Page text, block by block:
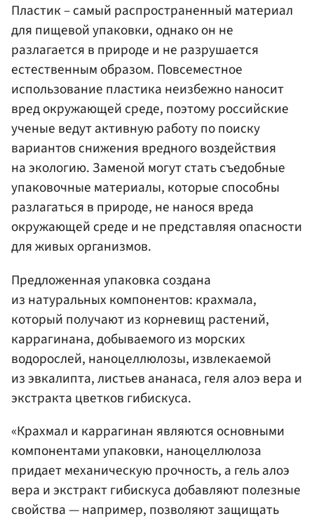
Пластик – самый распространенный материал
для пищевой упаковки, однако он не
разлагается в природе и не разрушается
естественным образом. Повсеместное
использование пластика неизбежно наносит
вред окружающей среде, поэтому российские
ученые ведут активную работу по поиску
вариантов снижения вредного воздействия
на экологию. Заменой могут стать съедобные
упаковочные материалы, которые способны
разлагаться в природе, не нанося вреда
окружающей среде и не представляя опасности
для живых организмов.
Предложенная упаковка создана
из натуральных компонентов: крахмала,
который получают из корневищ растений,
каррагинана, добываемого из морских
водорослей, наноцеллюлозы, извлекаемой
из эвкалипта, листьев ананаса, геля алоэ вера и
экстракта цветков гибискуса.
«Крахмал и каррагинан являются основными
компонентами упаковки, наноцеллюлоза
придает механическую прочность, а гель алоэ
вера и экстракт гибискуса добавляют полезные
свойства — например, позволяют защищать